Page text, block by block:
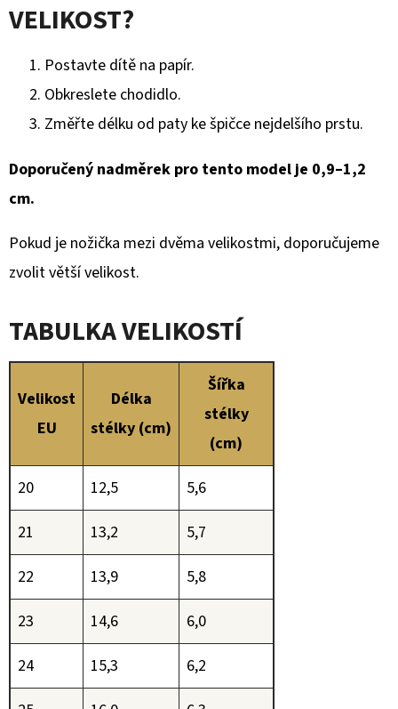
VELIKOST?
Postavte dítě na papír.
Obkreslete chodidlo.
Změřte délku od paty ke špičce nejdelšího prstu.
Doporučený nadměrek pro tento model je 0,9–1,2
cm.
Pokud je nožička mezi dvěma velikostmi, doporučujeme
zvolit větší velikost.
TABULKA VELIKOSTÍ
Velikost
EU
Délka
stélky (cm)
Šířka
stélky
(cm)
20
12,5
5,6
21
13,2
5,7
22
13,9
5,8
23
14,6
6,0
24
15,3
6,2